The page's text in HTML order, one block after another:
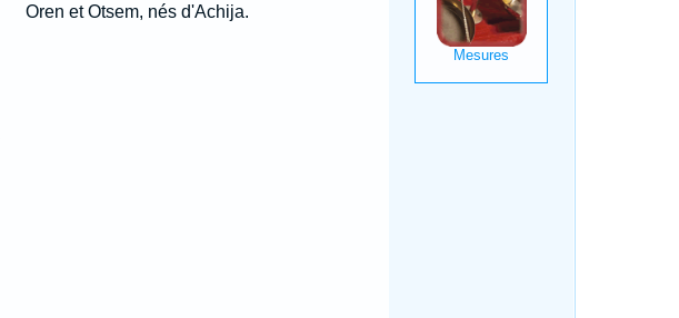
Oren et Otsem, nés d'Achija.